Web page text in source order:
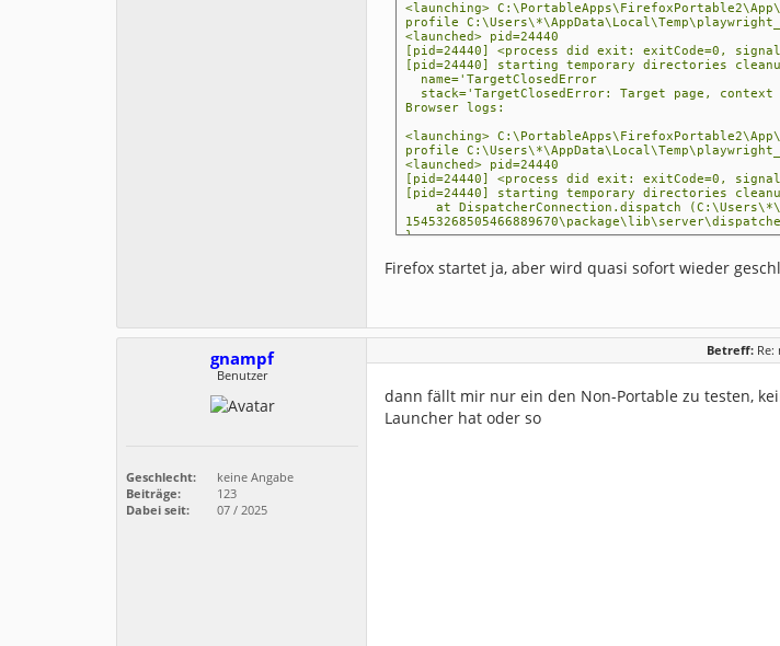
<launching>
profile
<launched> pid=24440
[pid=24440] <process did exit: exitCode=0,
[pid=24440] starting temporary directories
name='TargetClosedError
stack='TargetClosedError: Target page, context
Browser logs:
<launching>
profile
<launched> pid=24440
[pid=24440] <process did exit: exitCode=0,
[pid=24440] starting temporary directories
at DispatcherConnection.dispatch
}
- - <launching>
foreground -profile
- - [pid=24440] <gracefully close start>
- - [pid=24440] finished temporary directories
- - [pid=24440] <gracefully close end>
Firefox startet ja, aber wird quasi sofort wieder
gnampf
Benutzer
Geschlecht:
keine Angabe
Beiträge:
123
Dabei seit:
07 / 2025
Betreff: Re:
dann fällt mir nur ein den Non-Portable zu testen,
Launcher hat oder so